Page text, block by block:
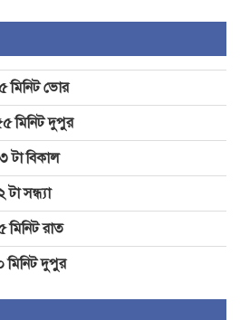
নির্দেশ
পদ্মার পাড় ধসে ২ শিশু
নিখোঁজ ১
মিনিট ভোর
মিনিট দুপুর
টা বিকাল
সন্ধ্যা
মিনিট রাত
মিনিট দুপুর